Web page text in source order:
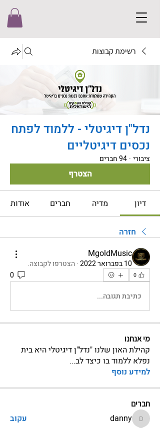
רשימת קבוצות
נדל"ן דיגיטלי - ללמוד לפתח
נכסים דיגיטליים
ציבורי · 94 חברים
הצטרף
דיון מדיה חברים אודות
חזרה
MgoldMusic
10 בפברואר 2022 ·הצטרפו לקבוצה.
0
0
כתיבת תגובה...
מי אנחנו
קהילת האון שלנו "נדל"ן דיגיטלי היא בית
נפלא ללמוד בו כיצד לב...
למידע נוסף
חברים
danny
danny עקוב